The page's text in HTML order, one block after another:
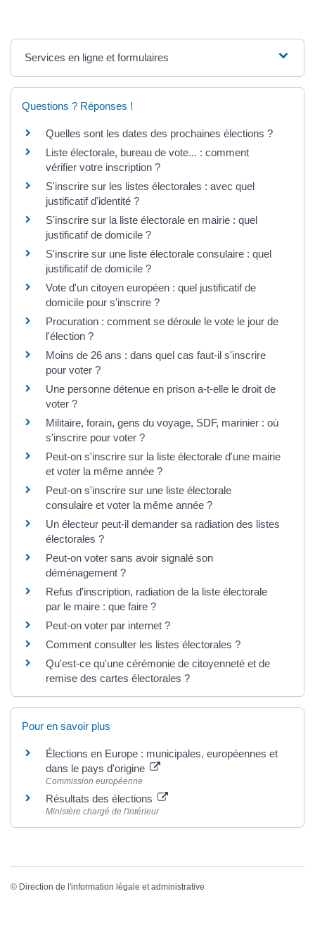
Services en ligne et formulaires
Questions ? Réponses !
Quelles sont les dates des prochaines élections ?
Liste électorale, bureau de vote... : comment
vérifier votre inscription ?
S'inscrire sur les listes électorales : avec quel
justificatif d'identité ?
S'inscrire sur la liste électorale en mairie : quel
justificatif de domicile ?
S'inscrire sur une liste électorale consulaire : quel
justificatif de domicile ?
Vote d'un citoyen européen : quel justificatif de
domicile pour s'inscrire ?
Procuration : comment se déroule le vote le jour de
l'élection ?
Moins de 26 ans : dans quel cas faut-il s'inscrire
pour voter ?
Une personne détenue en prison a-t-elle le droit de
voter ?
Militaire, forain, gens du voyage, SDF, marinier : où
s'inscrire pour voter ?
Peut-on s'inscrire sur la liste électorale d'une mairie
et voter la même année ?
Peut-on s'inscrire sur une liste électorale
consulaire et voter la même année ?
Un électeur peut-il demander sa radiation des listes
électorales ?
Peut-on voter sans avoir signalé son
déménagement ?
Refus d'inscription, radiation de la liste électorale
par le maire : que faire ?
Peut-on voter par internet ?
Comment consulter les listes électorales ?
Qu'est-ce qu'une cérémonie de citoyenneté et de
remise des cartes électorales ?
Pour en savoir plus
Élections en Europe : municipales, européennes et
dans le pays d'origine
Commission européenne
Résultats des élections
Ministère chargé de l'intérieur
© Direction de l'information légale et administrative